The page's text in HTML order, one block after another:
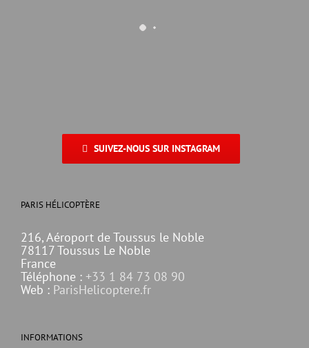
SUIVEZ-NOUS SUR INSTAGRAM
PARIS HÉLICOPTÈRE
216, Aéroport de Toussus le Noble
78117 Toussus Le Noble
France
Téléphone : +33 1 84 73 08 90
Web : ParisHelicoptere.fr
INFORMATIONS